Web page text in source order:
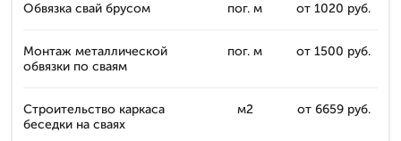
Обвязка свай брусом пог. м от 1020 руб.
Монтаж металлической
обвязки по сваям
пог. м от 1500 руб.
Строительство каркаса
беседки на сваях
м2 от 6659 руб.